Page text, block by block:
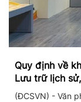
Quy định về
Lưu trữ lịch
Đảng và Văn
(ĐCSVN) - Văn